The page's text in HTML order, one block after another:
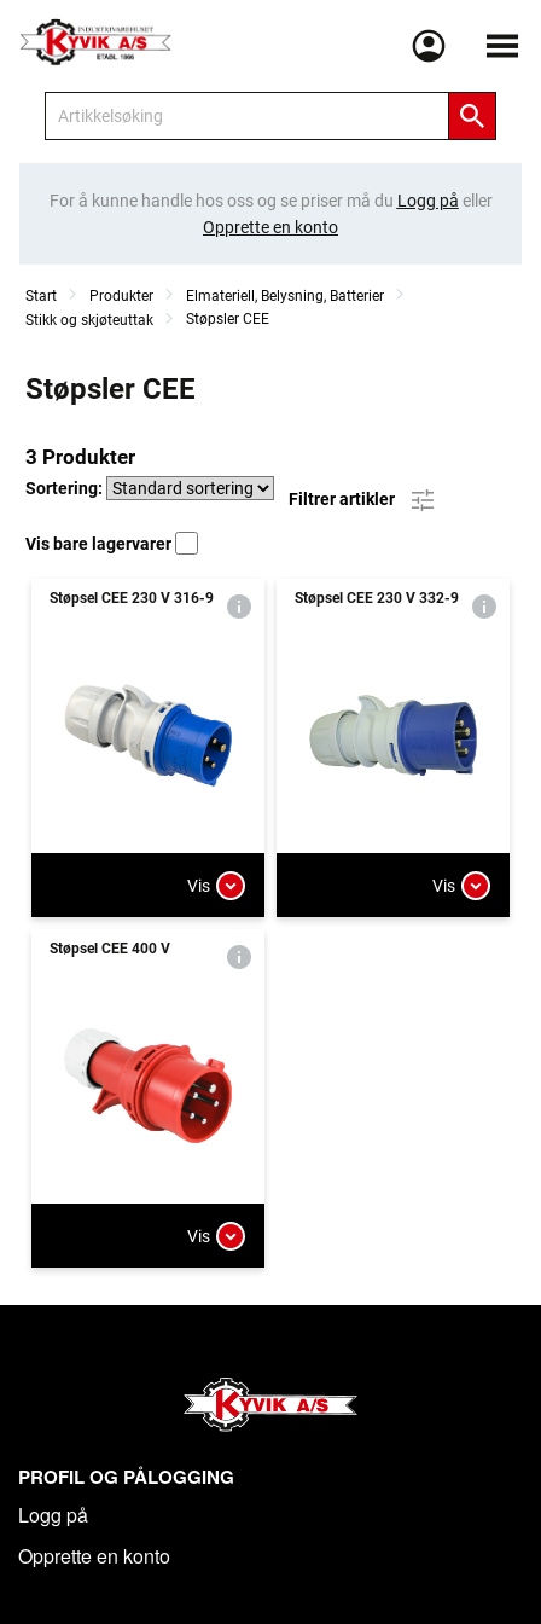
Meny
For å kunne handle hos oss og se priser må du Logg på eller
Opprette en konto
Start Produkter
Elmateriell, Belysning, Batterier
Stikk og skjøteuttak
Støpsler CEE
Støpsler CEE
3 Produkter
Sortering:
Filtrer artikler
Vis bare lagervarer
Støpsel CEE 230 V 316-9
Vis
Støpsel CEE 230 V 332-9
Vis
Støpsel CEE 400 V
Vis
PROFIL OG PÅLOGGING
Logg på
Opprette en konto